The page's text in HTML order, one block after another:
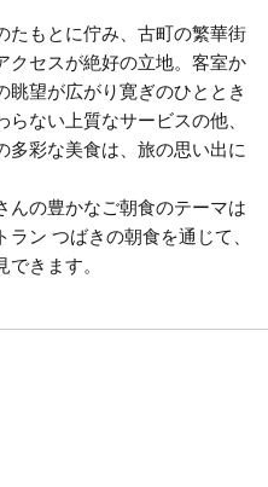
たもとに佇み、古町の繁華街
クセスが絶好の立地。客室か
眺望が広がり寛ぎのひととき
ない上質なサービスの他、
多彩な美食は、旅の思い出に
んの豊かなご朝食のテーマは
ラン つばきの朝食を通じて、
きます。